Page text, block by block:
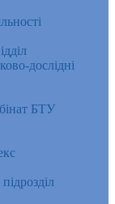
дослідні
БТУ